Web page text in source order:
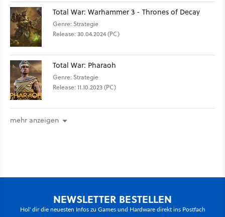
Total War: Warhammer 3 - Thrones of Decay
Genre: Strategie
Release: 30.04.2024 (PC)
Total War: Pharaoh
Genre: Strategie
Release: 11.10.2023 (PC)
mehr anzeigen
NEWSLETTER BESTELLEN
Hol' dir die neuesten Infos zu Games und Hardware direkt ins Postfach